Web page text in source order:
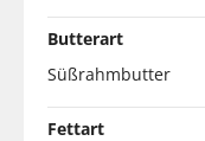
Butterart
Süßrahmbutter
Fettart